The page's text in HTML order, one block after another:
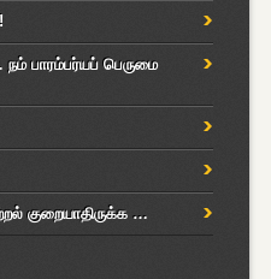
பாரம்பர்யப் பெருமை
குறையாதிருக்க …